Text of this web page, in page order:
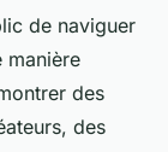
de naviguer
manière
des
des